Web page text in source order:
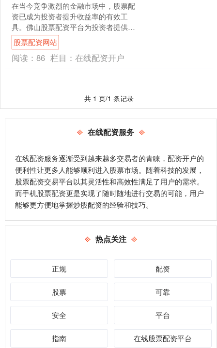
在当今竞争激烈的金融市场中，股票配
资已成为投资者提升收益率的有效工
具。佛山股票配资平台为投资者提供了
便捷、专业的配资服务，助力其投资之
路更加顺畅。 北京股票配资....
股票配资网站
阅读： 86 栏目： 在线配资开户
共 1 页/1 条记录
在线配资服务
在线配资服务逐渐受到越来越多交易者的青睐，配资开户的
便利性让更多人能够顺利进入股票市场。随着科技的发展，
股票配资交易平台以其灵活性和高效性满足了用户的需求。
而手机股票配资更是实现了随时随地进行交易的可能，用户
能够更方便地掌握炒股配资的经验和技巧。
热点关注
正规 配资
股票 可靠
安全 平台
指南 在线股票配资平台